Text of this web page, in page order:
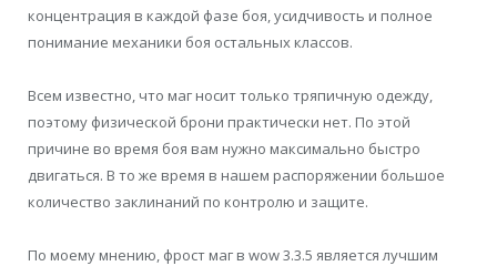
концентрация в каждой фазе боя, усидчивость и полное
понимание механики боя остальных классов.
Всем известно, что маг носит только тряпичную одежду,
поэтому физической брони практически нет. По этой
причине во время боя вам нужно максимально быстро
двигаться. В то же время в нашем распоряжении большое
количество заклинаний по контролю и защите.
По моему мнению, фрост маг в wow 3.3.5 является лучшим